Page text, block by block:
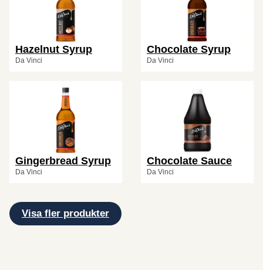
Hazelnut Syrup
Da Vinci
Chocolate Syrup
Da Vinci
Gingerbread Syrup
Da Vinci
Chocolate Sauce
Da Vinci
Visa fler produkter